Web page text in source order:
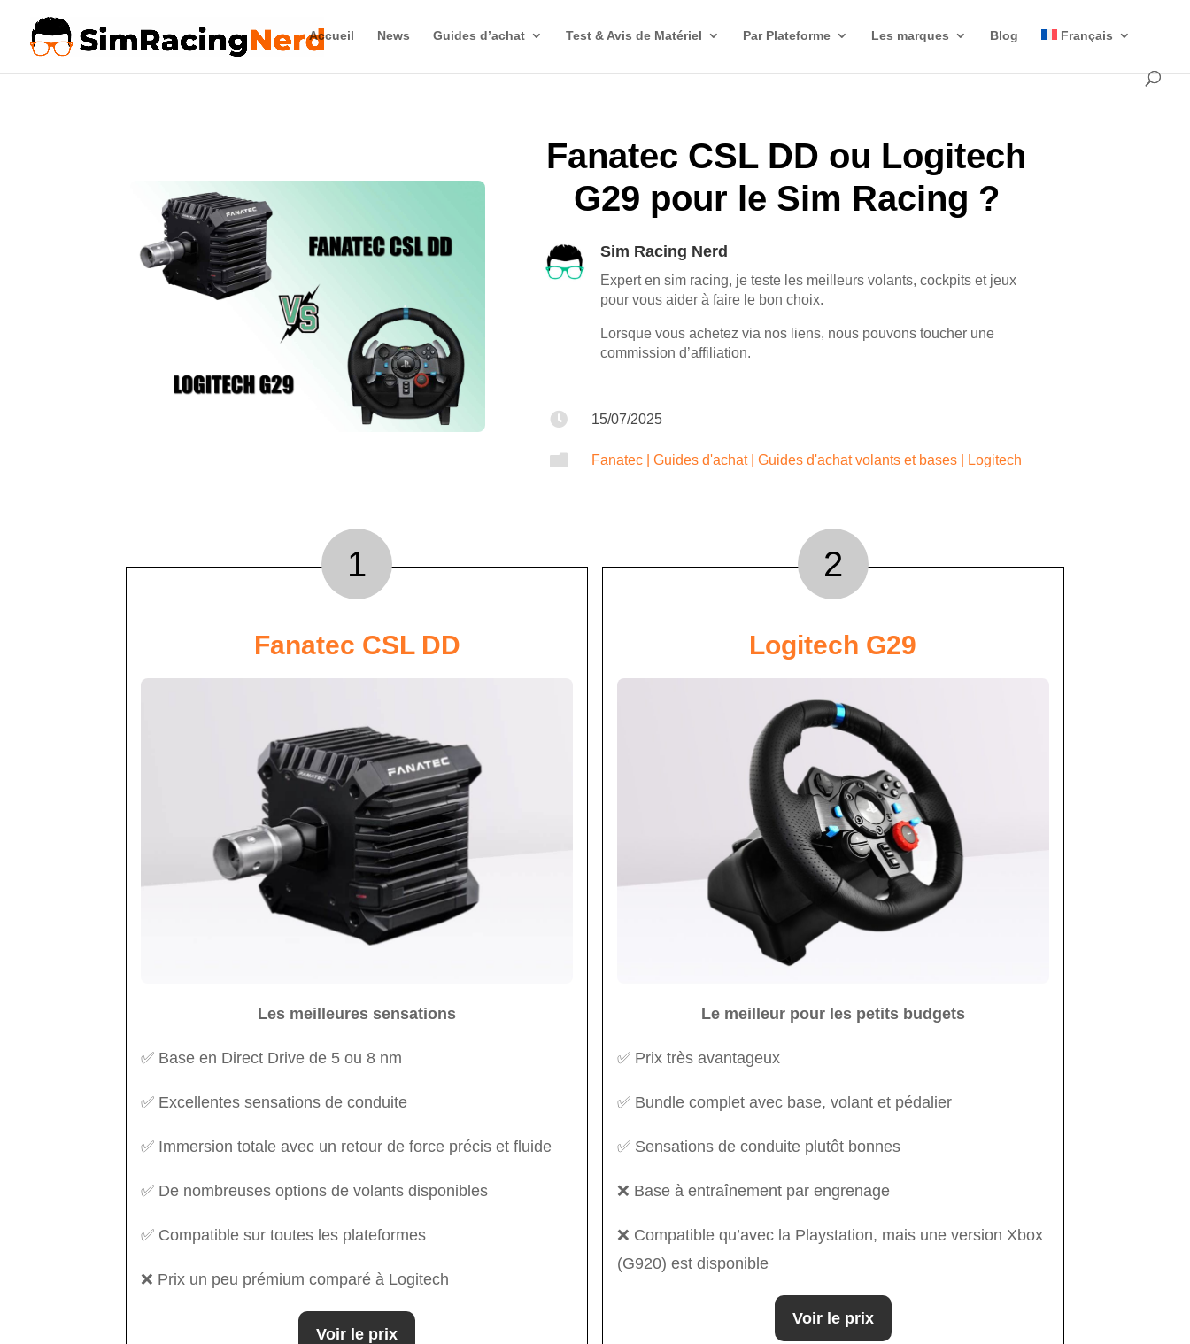
Accueil News Guides d’achat Test & Avis de Matériel Par Plateforme Les marques Blog Français
Fanatec CSL DD ou Logitech
G29 pour le Sim Racing ?
Sim Racing Nerd
Expert en sim racing, je teste les meilleurs volants, cockpits et jeux
pour vous aider à faire le bon choix.
Lorsque vous achetez via nos liens, nous pouvons toucher une
commission d’affiliation.
 15/07/2025
 Fanatec |Guides d'achat|Guides d'achat volants et bases Logitech
1
Fanatec CSL DD
Les meilleures sensations
✅ Base en Direct Drive de 5 ou 8 nm
✅ Excellentes sensations de conduite
✅ Immersion totale avec un retour de force précis et fluide
✅ De nombreuses options de volants disponibles
✅ Compatible sur toutes les plateformes
❌ Prix un peu prémium comparé à Logitech
Voir le prix
2
Logitech G29
Le meilleur pour les petits budgets
✅ Prix très avantageux
✅ Bundle complet avec base, volant et pédalier
✅ Sensations de conduite plutôt bonnes
❌ Base à entraînement par engrenage
❌ Compatible qu’avec la Playstation, mais une version Xbox
(G920) est disponible
Voir le prix